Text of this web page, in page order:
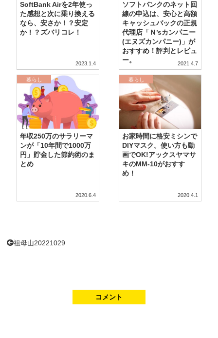
SoftBank Airを2年使っ
た感想と次に乗り換える
なら、安さか！？安定
か！？ズバリコレ！
2023.1.4
ソフトバンクのネット回
線の申込は、安心と高額
キャッシュバックの正規
代理店「Ｎ’sカンパニー
(エヌズカンパニー)」が
おすすめ！評判とレビュ
ー。
2021.4.7
年収250万のサラリーマ
ンが「10年間で1000万
円」貯金した節約術のま
とめ
2020.6.4
暮らし
お家時間に格安ミシンで
DIYマスク。使い方も動
画でOK!アックスヤマサ
キのMM-10がおすす
め！
2020.4.1
暮らし
祖母山20221029
コメント